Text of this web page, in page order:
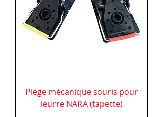
Piège mécanique souris pour
leurre NARA (tapette)